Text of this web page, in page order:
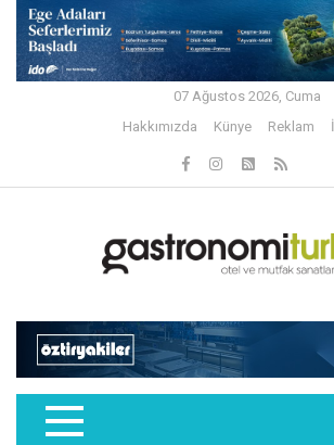
07 Ağustos 2026, Cuma
Hakkımızda
Künye Reklam